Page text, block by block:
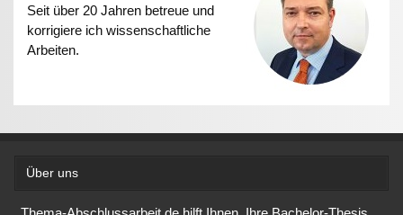
Seit über 20 Jahren betreue und
korrigiere ich wissenschaftliche
Arbeiten.
Über uns